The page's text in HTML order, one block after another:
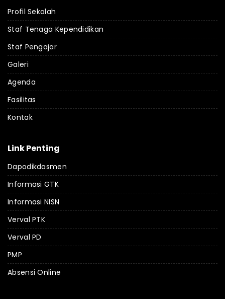
Profil Sekolah
Staf Tenaga Kependidikan
Staf Pengajar
Galeri
Agenda
Fasilitas
Kontak
Link Penting
Dapodikdasmen
Informasi GTK
Informasi NISN
Verval PTK
Verval PD
PMP
Absensi Online